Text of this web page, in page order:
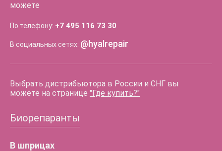
можете
По телефону: +7 495 116 73 30
В социальных сетях: @hyalrepair
Выбрать дистрибьютора в России и СНГ вы
можете на странице "Где купить?"
Биорепаранты
В шприцах